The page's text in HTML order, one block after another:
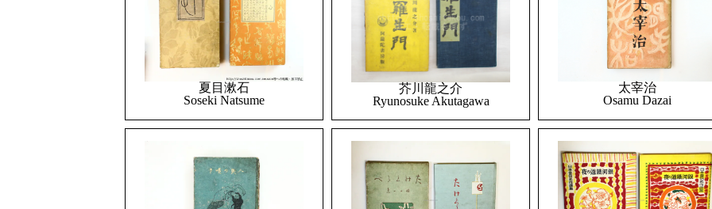
夏目漱石
Soseki Natsume
芥川龍之介
Ryunosuke Akutagawa
太宰治
Osamu Dazai